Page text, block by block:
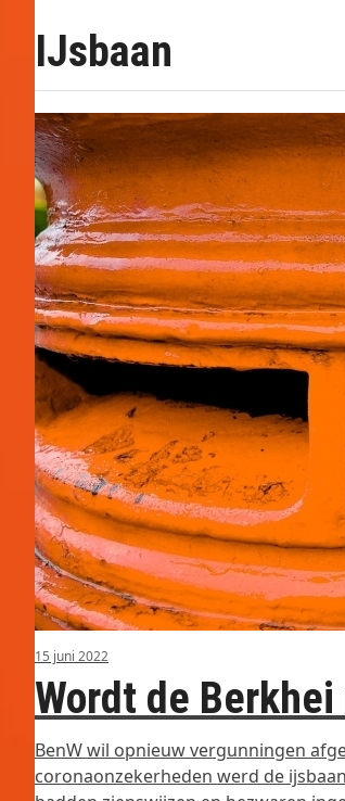
IJsbaan
15 juni 2022
Wordt de
BenW wil opnieuw vergunningen
coronaonzekerheden werd de